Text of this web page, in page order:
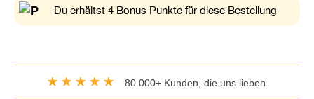
Du erhältst 4 Bonus Punkte für diese Bestellung
★★★★★ 80.000+ Kunden, die uns lieben.